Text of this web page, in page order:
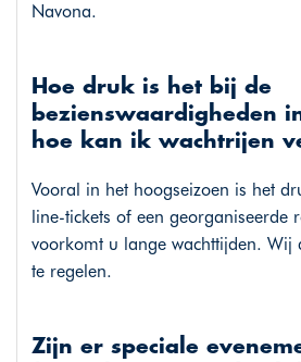
Navona.
Hoe druk is het bij de
bezienswaardigheden
hoe kan ik wachtrijen
Vooral in het hoogseizoen is het
line-tickets of een georganiseerde
voorkomt u lange wachttijden. Wij
te regelen.
Zijn er speciale